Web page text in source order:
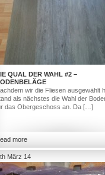
QUAL DER WAHL #2 –
wir die Fliesen ausgewählt
als nächstes die Wahl der
das Obergeschoss an. Da […]
more
März 14